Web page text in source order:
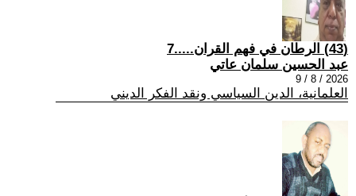
(43) الرطان في فهم القران.....7
عبد الحسين سلمان عاتي
2026 / 8 / 9
العلمانية، الدين السياسي ونقد الفكر الديني